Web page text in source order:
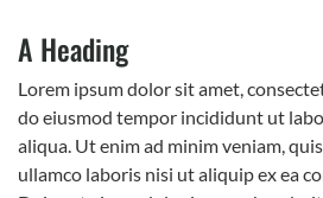
A Heading
Lorem ipsum dolor sit amet,
do eiusmod tempor incididunt ut
aliqua. Ut enim ad minim veniam,
ullamco laboris nisi ut aliquip ex ea